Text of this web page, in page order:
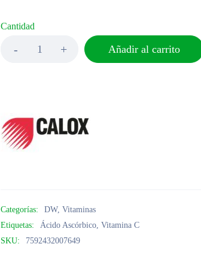
Cantidad
Añadir al carrito
Categorías: DW,Vitaminas
Etiquetas:
Ácido Ascórbico,Vitamina C
SKU:
7592432007649